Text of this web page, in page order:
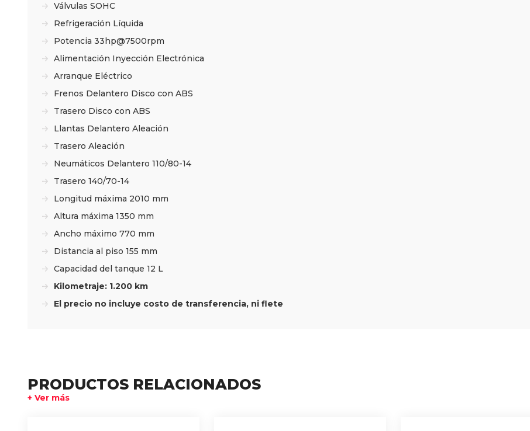
Válvulas SOHC
Refrigeración Líquida
Potencia 33hp@7500rpm
Alimentación Inyección Electrónica
Arranque Eléctrico
Frenos Delantero Disco con ABS
Trasero Disco con ABS
Llantas Delantero Aleación
Trasero Aleación
Neumáticos Delantero 110/80-14
Trasero 140/70-14
Longitud máxima 2010 mm
Altura máxima 1350 mm
Ancho máximo 770 mm
Distancia al piso 155 mm
Capacidad del tanque 12 L
Kilometraje: 1.200 km
El precio no incluye costo de transferencia, ni flete
PRODUCTOS RELACIONADOS
+ Ver más